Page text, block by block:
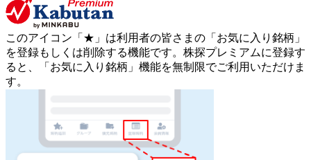
このアイコン 「★」 は利用者の皆さまの 「お気に入り銘柄」
を登録もしくは削除する機能です。 株探プレミアムに登録す
ると、「お気に入り銘柄」機能を無制限でご利用いただけま
す。